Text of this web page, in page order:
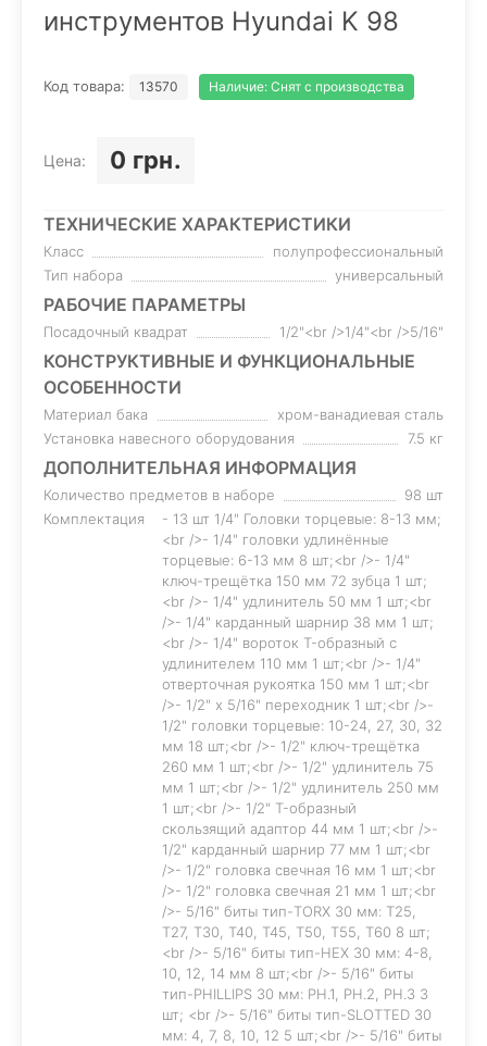
инструментов Hyundai K 98
Код товара: 13570 Наличие: Снят с производства
Цена: 0 грн.
ТЕХНИЧЕСКИЕ ХАРАКТЕРИСТИКИ
Класс
полупрофессиональный
Тип набора
универсальный
РАБОЧИЕ ПАРАМЕТРЫ
Посадочный квадрат 1/2"<br />1/4"<br />5/16"
КОНСТРУКТИВНЫЕ И ФУНКЦИОНАЛЬНЫЕ
ОСОБЕННОСТИ
Материал бака
хром-ванадиевая сталь
Установка навесного оборудования
7.5 кг
ДОПОЛНИТЕЛЬНАЯ ИНФОРМАЦИЯ
Количество предметов в наборе
98 шт
Комплектация
- 13 шт 1/4" Головки торцевые: 8-13 мм;
<br />- 1/4" головки удлинённые
торцевые: 6-13 мм 8 шт;<br />- 1/4"
ключ-трещётка 150 мм 72 зубца 1 шт;
<br />- 1/4" удлинитель 50 мм 1 шт;<br
/>- 1/4" карданный шарнир 38 мм 1 шт;
<br />- 1/4" вороток T-образный с
удлинителем 110 мм 1 шт;<br />- 1/4"
отверточная рукоятка 150 мм 1 шт;<br
/>- 1/2" x 5/16" переходник 1 шт;<br />-
1/2" головки торцевые: 10-24, 27, 30, 32
мм 18 шт;<br />- 1/2" ключ-трещётка
260 мм 1 шт;<br />- 1/2" удлинитель 75
мм 1 шт;<br />- 1/2" удлинитель 250 мм
1 шт;<br />- 1/2" T-образный
скользящий адаптор 44 мм 1 шт;<br />-
1/2" карданный шарнир 77 мм 1 шт;<br
/>- 1/2" головка свечная 16 мм 1 шт;<br
/>- 1/2" головка свечная 21 мм 1 шт;<br
/>- 5/16" биты тип-TORX 30 мм: T25,
T27, T30, T40, T45, T50, T55, T60 8 шт;
<br />- 5/16" биты тип-HEX 30 мм: 4-8,
10, 12, 14 мм 8 шт;<br />- 5/16" биты
тип-PHILLIPS 30 мм: PH.1, PH.2, PH.3 3
шт; <br />- 5/16" биты тип-SLOTTED 30
мм: 4, 7, 8, 10, 12 5 шт;<br />- 5/16" биты